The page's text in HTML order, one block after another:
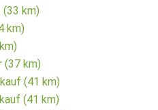
(33 km)
km)
(37 km)
(41 km)
(41 km)